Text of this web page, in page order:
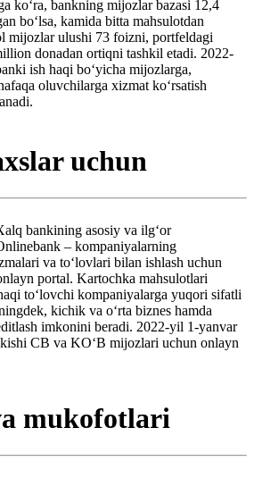
koʻra, bankning mijozlar bazasi 12,4
boʻlsa, kamida bitta mahsulotdan
mijozlar ulushi 73 foizni, portfeldagi
donadan ortiqni tashkil etadi. 2022-
ish haqi boʻyicha mijozlarga,
oluvchilarga xizmat koʻrsatish
uchun
bankining asosiy va ilgʻor
– kompaniyalarning
va toʻlovlari bilan ishlash uchun
portal. Kartochka mahsulotlari
toʻlovchi kompaniyalarga yuqori sifatli
kichik va oʻrta biznes hamda
imkonini beradi. 2022-yil 1-yanvar
CB va KOʻB mijozlari uchun onlayn
mukofotlari